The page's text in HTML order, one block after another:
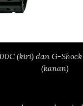
(kiri) dan G-
(kanan)